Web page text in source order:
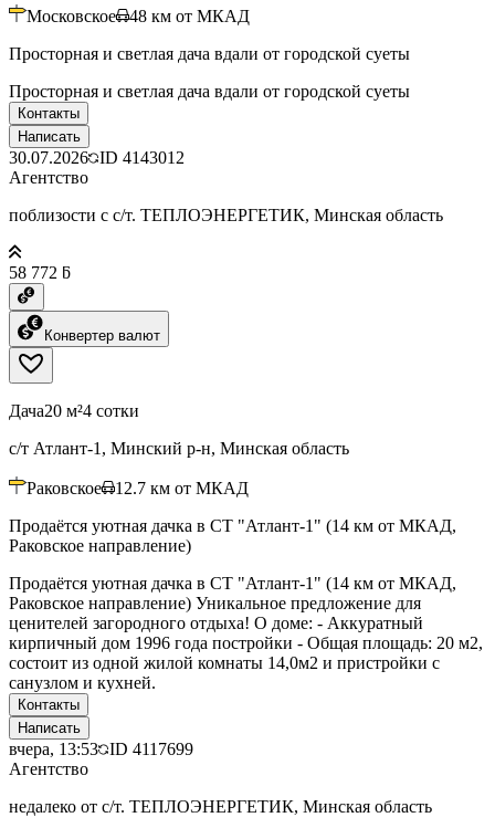
Московское 48 км от МКАД
Просторная и светлая дача вдали от городской суеты
Просторная и светлая дача вдали от городской суеты
Контакты
Написать
30.07.2026 ID 4143012
Агентство
поблизости с с/т. ТЕПЛОЭНЕРГЕТИК, Минская область
58 772 ƃ
Конвертер валют
Дача20 м²4 сотки
с/т Атлант-1, Минский р-н, Минская область
Раковское 12.7 км от МКАД
Продаётся уютная дачка в СТ "Атлант-1" (14 км от МКАД,
Раковское направление)
Продаётся уютная дачка в СТ "Атлант-1" (14 км от МКАД,
Раковское направление) Уникальное предложение для
ценителей загородного отдыха! О доме: - Аккуратный
кирпичный дом 1996 года постройки - Общая площадь: 20 м2,
состоит из одной жилой комнаты 14,0м2 и пристройки с
санузлом и кухней.
Контакты
Написать
вчера, 13:53 ID 4117699
Агентство
недалеко от с/т. ТЕПЛОЭНЕРГЕТИК, Минская область